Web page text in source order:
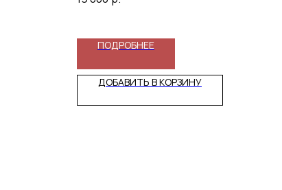
ПОДРОБНЕЕ
ДОБАВИТЬ В КОРЗИНУ